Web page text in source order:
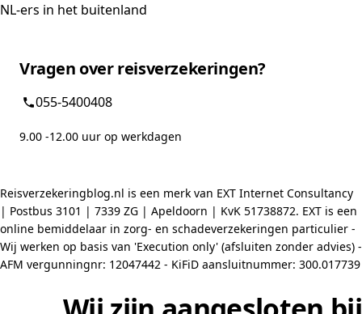
NL-ers in het buitenland
Vragen over reisverzekeringen?
055-5400408
9.00 -12.00 uur op werkdagen
Reisverzekeringblog.nl is een merk van EXT Internet Consultancy
| Postbus 3101 | 7339 ZG | Apeldoorn | KvK 51738872. EXT is een
online bemiddelaar in zorg- en schadeverzekeringen particulier -
Wij werken op basis van 'Execution only' (afsluiten zonder advies) -
AFM vergunningnr: 12047442 - KiFiD aansluitnummer: 300.017739